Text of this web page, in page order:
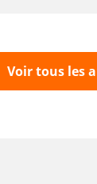
Voir tous les